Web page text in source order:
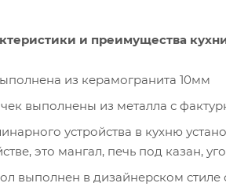
и преимущества
из керамогранита 10мм
выполнены из металла с
устройства в кухню
это мангал, печь под казан,
выполнен в дизайнерском